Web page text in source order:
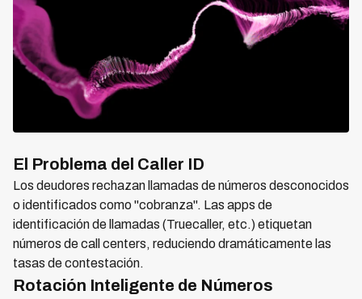
El Problema del Caller ID
Los deudores rechazan llamadas de números desconocidos
o identificados como "cobranza". Las apps de
identificación de llamadas (Truecaller, etc.) etiquetan
números de call centers, reduciendo dramáticamente las
tasas de contestación.
Rotación Inteligente de Números